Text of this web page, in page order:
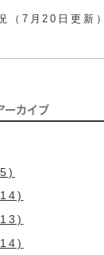
（7月20日更新）
ーカイブ